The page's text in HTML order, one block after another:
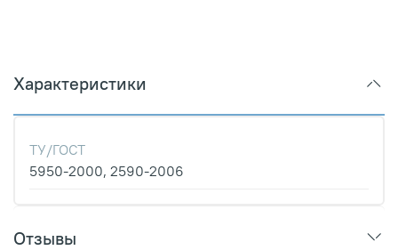
Характеристики
ТУ/ГОСТ
5950-2000, 2590-2006
Отзывы